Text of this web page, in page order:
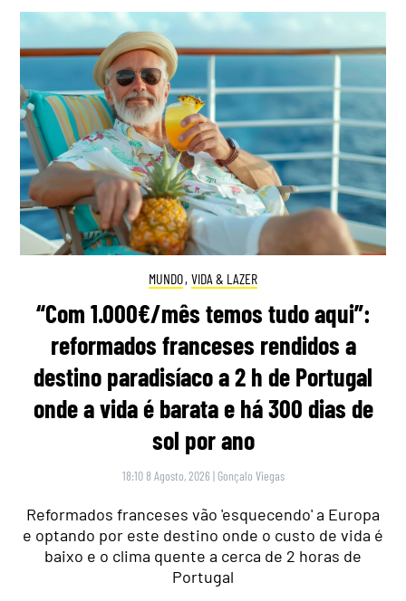
MUNDO, VIDA & LAZER
“Com 1.000€/mês temos tudo aqui”:
reformados franceses rendidos a
destino paradisíaco a 2 h de Portugal
onde a vida é barata e há 300 dias de
sol por ano
18:10 8 Agosto, 2026 | Gonçalo Viegas
Reformados franceses vão 'esquecendo' a Europa
e optando por este destino onde o custo de vida é
baixo e o clima quente a cerca de 2 horas de
Portugal